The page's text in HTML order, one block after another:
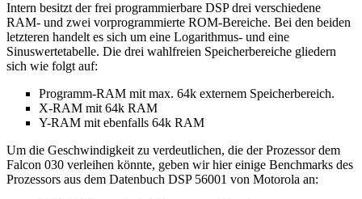
Intern besitzt der frei programmierbare DSP drei verschiedene
RAM- und zwei vorprogrammierte ROM-Bereiche. Bei den beiden
letzteren handelt es sich um eine Logarithmus- und eine
Sinuswertetabelle. Die drei wahlfreien Speicherbereiche gliedern
sich wie folgt auf:
Programm-RAM mit max. 64k externem Speicherbereich.
X-RAM mit 64k RAM
Y-RAM mit ebenfalls 64k RAM
Um die Geschwindigkeit zu verdeutlichen, die der Prozessor dem
Falcon 030 verleihen könnte, geben wir hier einige Benchmarks des
Prozessors aus dem Datenbuch DSP 56001 von Motorola an: